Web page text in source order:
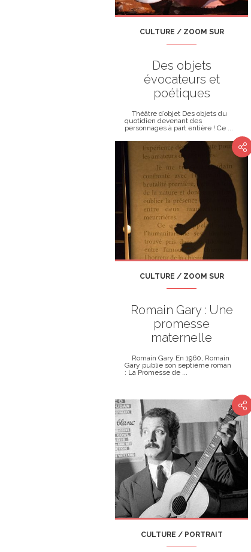
CULTURE / ZOOM SUR
Des objets
évocateurs et
poétiques
Théâtre d’objet Des objets du
quotidien devenant des
personnages à part entière ! Ce ...
CULTURE / ZOOM SUR
Romain Gary : Une
promesse
maternelle
Romain Gary En 1960, Romain
Gary publie son septième roman
: La Promesse de ...
CULTURE / PORTRAIT